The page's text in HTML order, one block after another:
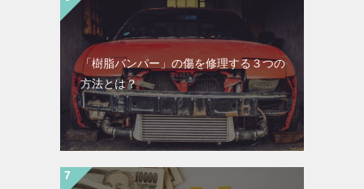
「樹脂バンパー」の傷を修理する３つの
方法とは？